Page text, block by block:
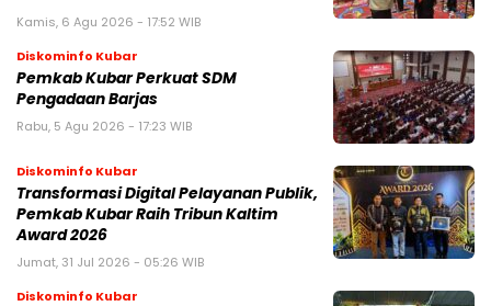
Kamis, 6 Agu 2026 - 17:52 WIB
Diskominfo Kubar
Pemkab Kubar Perkuat SDM
Pengadaan Barjas
Rabu, 5 Agu 2026 - 17:23 WIB
Diskominfo Kubar
Transformasi Digital Pelayanan Publik,
Pemkab Kubar Raih Tribun Kaltim
Award 2026
Jumat, 31 Jul 2026 - 05:26 WIB
Diskominfo Kubar